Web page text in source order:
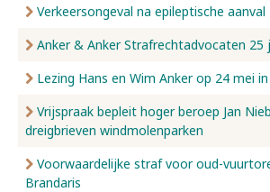
Verkeersongeval na epileptische aanval
Anker & Anker Strafrechtadvocaten 25
Lezing Hans en Wim Anker op 24 mei
Vrijspraak bepleit hoger beroep Jan
dreigbrieven windmolenparken
Voorwaardelijke straf voor oud-
Brandaris